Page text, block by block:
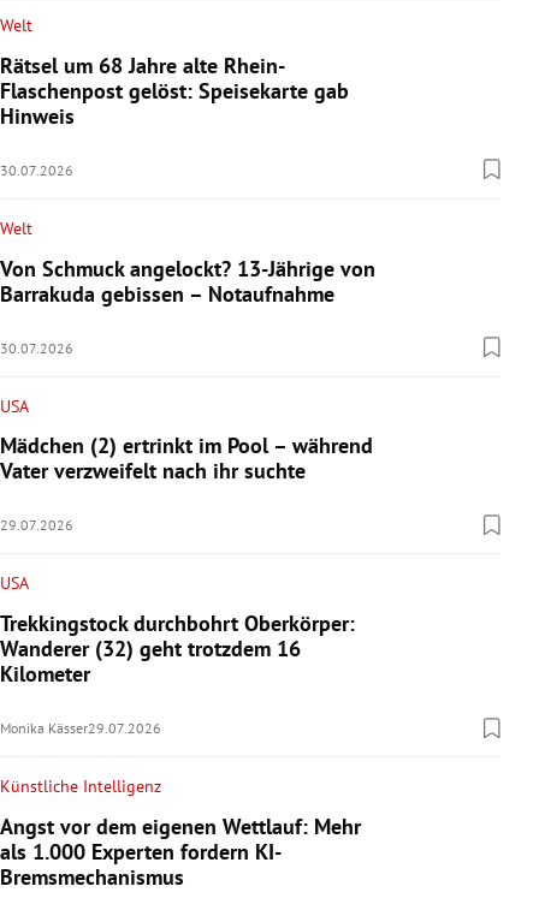
Welt
Rätsel um 68 Jahre alte Rhein-
Flaschenpost gelöst: Speisekarte gab
Hinweis
30.07.2026
Welt
Von Schmuck angelockt? 13-Jährige von
Barrakuda gebissen – Notaufnahme
30.07.2026
USA
Mädchen (2) ertrinkt im Pool – während
Vater verzweifelt nach ihr suchte
29.07.2026
USA
Trekkingstock durchbohrt Oberkörper:
Wanderer (32) geht trotzdem 16
Kilometer
Monika Kässer29.07.2026
Künstliche Intelligenz
Angst vor dem eigenen Wettlauf: Mehr
als 1.000 Experten fordern KI-
Bremsmechanismus